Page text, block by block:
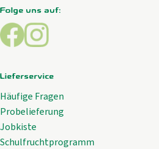
Folge uns auf:
Externer Link zu https://
Externer Link zu https://
Lieferservice
Häufige Fragen
Probelieferung
Jobkiste
Schulfruchtprogramm